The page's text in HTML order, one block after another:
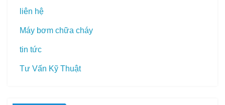
liên hệ
Máy bơm chữa cháy
tin tức
Tư Vấn Kỹ Thuật